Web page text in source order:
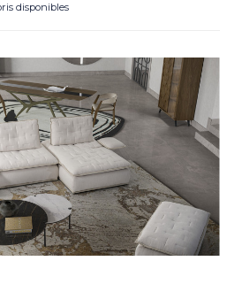
disponibles